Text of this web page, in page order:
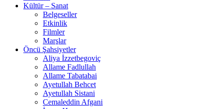
Kültür – Sanat
Belgeseller
Etkinlik
Filmler
Marşlar
Öncü Şahsiyetler
Aliya İzzetbegoviç
Allame Fadlullah
Allame Tabatabai
Ayetullah Behcet
Ayetullah Sistani
Cemaleddin Afgani